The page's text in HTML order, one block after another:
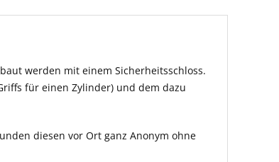
werden mit einem Sicherheitsschloss.
für einen Zylinder) und dem dazu
diesen vor Ort ganz Anonym ohne